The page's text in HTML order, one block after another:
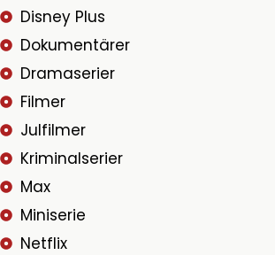
Disney Plus
Dokumentärer
Dramaserier
Filmer
Julfilmer
Kriminalserier
Max
Miniserie
Netflix